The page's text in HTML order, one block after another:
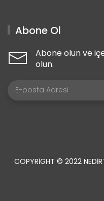
Abone Ol
Abone olun ve
olun.
COPYRIGHT © 2022